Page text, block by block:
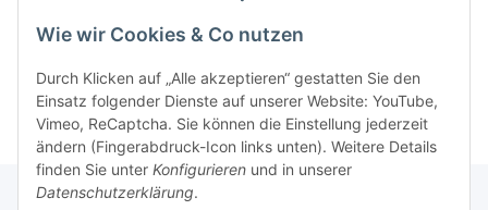
Wie wir Cookies & Co nutzen
Durch Klicken auf „Alle akzeptieren“ gestatten Sie den
Einsatz folgender Dienste auf unserer Website: YouTube,
Vimeo, ReCaptcha. Sie können die Einstellung jederzeit
ändern (Fingerabdruck-Icon links unten). Weitere Details
finden Sie unter Konfigurieren und in unserer
Datenschutzerklärung.
Rufen Sie uns einfach an:
oder schreiben Sie uns eine eMail!